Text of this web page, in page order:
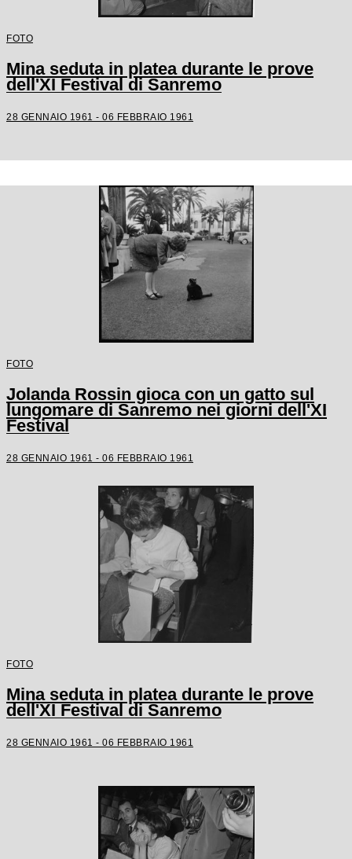
FOTO
Mina seduta in platea durante le prove
dell'XI Festival di Sanremo
28 GENNAIO 1961 - 06 FEBBRAIO 1961
FOTO
Jolanda Rossin gioca con un gatto sul
lungomare di Sanremo nei giorni dell'XI
Festival
28 GENNAIO 1961 - 06 FEBBRAIO 1961
FOTO
Mina seduta in platea durante le prove
dell'XI Festival di Sanremo
28 GENNAIO 1961 - 06 FEBBRAIO 1961